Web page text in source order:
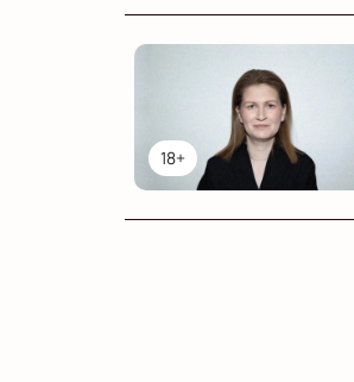
18+